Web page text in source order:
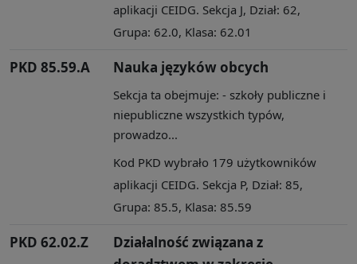
aplikacji CEIDG. Sekcja J, Dział: 62,
Grupa: 62.0, Klasa: 62.01
PKD 85.59.A Nauka języków obcych
Sekcja ta obejmuje: - szkoły publiczne i
niepubliczne wszystkich typów,
prowadzo...
Kod PKD wybrało 179 użytkowników
aplikacji CEIDG. Sekcja P, Dział: 85,
Grupa: 85.5, Klasa: 85.59
PKD 62.02.Z
Działalność związana z